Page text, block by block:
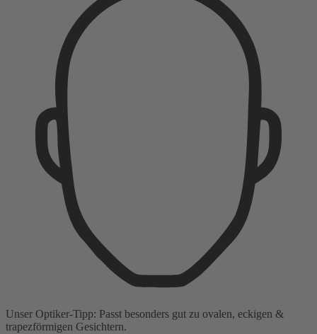
Unser Optiker-Tipp: Passt besonders gut zu ovalen, eckigen &
trapezförmigen Gesichtern.